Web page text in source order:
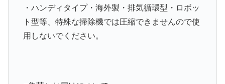
・ ハンディタイプ・海外製・排気循環型・ロボッ
ト型等、特殊な掃除機では圧縮できませんので使
用しないでください。